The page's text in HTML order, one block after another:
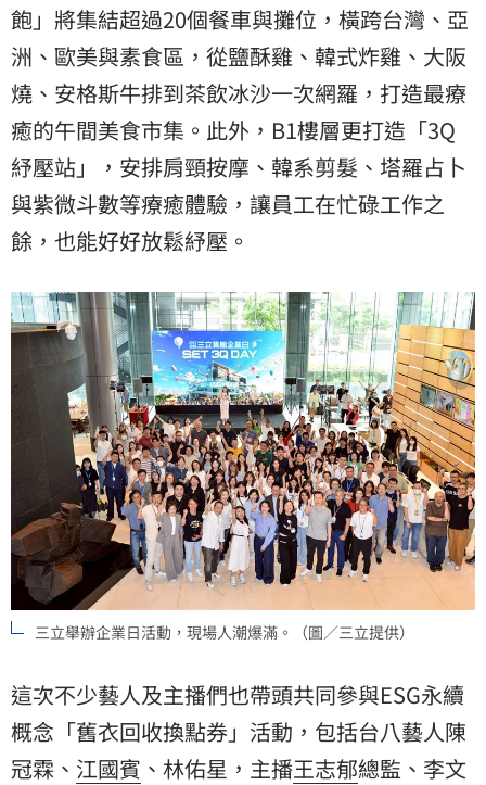
飽」將集結超過20個餐車與攤位，橫跨台灣、亞
洲、歐美與素食區，從鹽酥雞、韓式炸雞、大阪
燒、安格斯牛排到茶飲冰沙一次網羅，打造最療
癒的午間美食市集。此外，B1樓層更打造「3Q
紓壓站」，安排肩頸按摩、韓系剪髮、塔羅占卜
與紫微斗數等療癒體驗，讓員工在忙碌工作之
餘，也能好好放鬆紓壓。
三立舉辦企業日活動，現場人潮爆滿。（圖／三立提供）
這次不少藝人及主播們也帶頭共同參與ESG永續
概念「舊衣回收換點券」活動，包括台八藝人陳
冠霖 、 江國賓 、林佑星，主播王志郁總監、 李文